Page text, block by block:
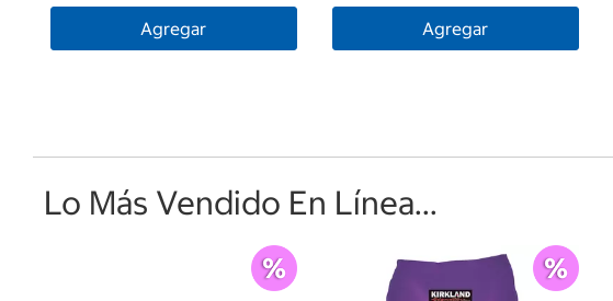
Agregar Agregar
Lo Más Vendido En Línea...